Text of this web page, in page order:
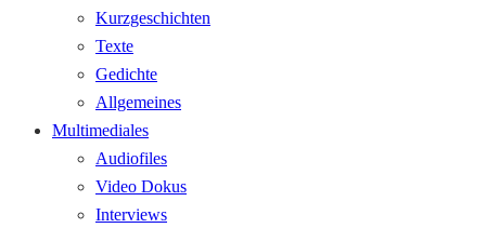
Kurzgeschichten
Texte
Gedichte
Allgemeines
Multimediales
Audiofiles
Video Dokus
Interviews